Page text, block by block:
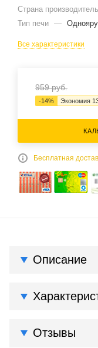
Страна производитель
Тип печи —
Все характеристики
959руб.
-14% Экономия
Бесплатная
Описание
Отзывы